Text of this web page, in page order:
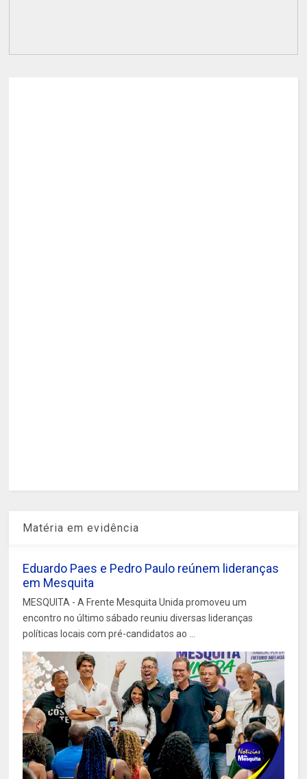
Matéria em evidência
Eduardo Paes e Pedro Paulo reúnem lideranças
em Mesquita
MESQUITA - A Frente Mesquita Unida promoveu um
encontro no último sábado reuniu diversas lideranças
políticas locais com pré-candidatos ao ...